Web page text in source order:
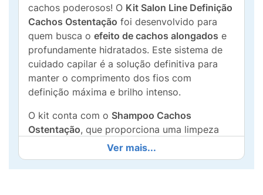
cachos poderosos! O Kit Salon Line Definição
Cachos Ostentação foi desenvolvido para
quem busca o efeito de cachos alongados e
profundamente hidratados. Este sistema de
cuidado capilar é a solução definitiva para
manter o comprimento dos fios com
definição máxima e brilho intenso.
O kit conta com o Shampoo Cachos
Ostentação, que proporciona uma limpeza
suave sem agredir os fios, garantindo
hidratação e maciez desde a primeira
lavagem. O grande destaque é oCreme
Ver mais...